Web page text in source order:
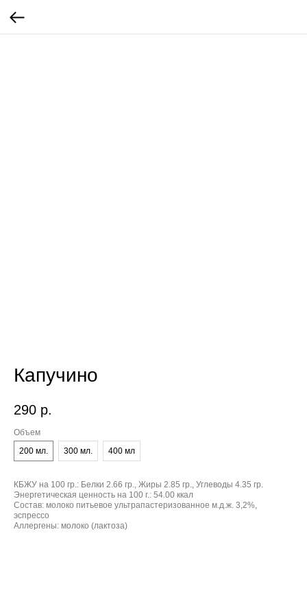
Капучино
290 р.
Объем
200 мл.
300 мл. 400 мл
КБЖУ на 100 гр.: Белки 2.66 гр., Жиры 2.85 гр., Углеводы 4.35 гр.
Энергетическая ценность на 100 г.: 54.00 ккал
Состав: молоко питьевое ультрапастеризованное м.д.ж. 3,2%,
эспрессо
Аллергены: молоко (лактоза)